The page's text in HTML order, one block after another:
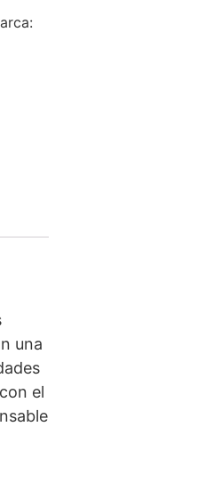
una
el